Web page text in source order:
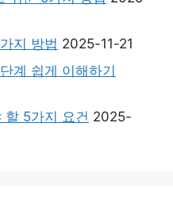
지 방법 2025-11-21
계 쉽게 이해하기
할 5가지 요건 2025-